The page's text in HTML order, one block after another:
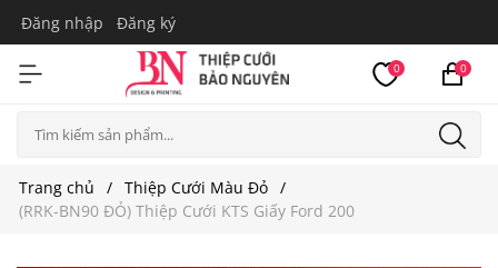
Đăng nhập Đăng ký
0 0
Trang chủ
Thiệp Cưới Màu Đỏ
(RRK-BN90 ĐỎ) Thiệp Cưới KTS Giấy Ford 200